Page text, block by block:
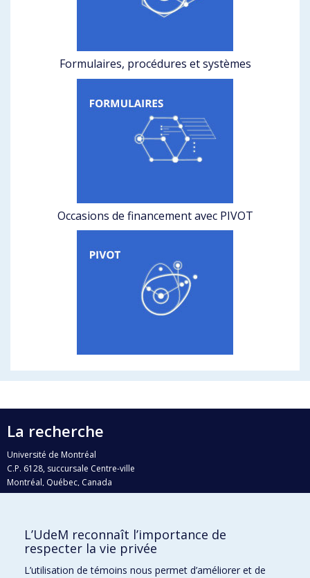
Formulaires, procédures et systèmes
Occasions de financement avec PIVOT
La recherche
Université de Montréal
C.P. 6128, succursale Centre-ville
Montréal, Québec, Canada
H3C 3J7
Qui fait quoi?
Nous trouver
L’UdeM reconnaît l’importance de
respecter la vie privée
L’utilisation de témoins nous permet d’améliorer et de